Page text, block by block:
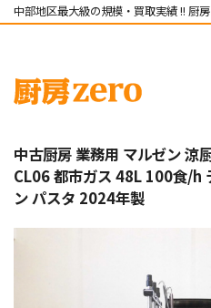
中部地区最大級の規模・買取実績 !! 厨
中古厨房 業務用 マルゼン 涼
CL06 都市ガス 48L 100食/h
ン パスタ 2024年製